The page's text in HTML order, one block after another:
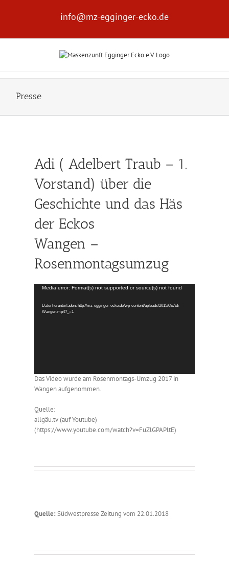
info@mz-egginger-ecko.de
Presse
Adi ( Adelbert Traub – 1.
Vorstand) über die
Geschichte und das Häs
der Eckos
Wangen –
Rosenmontagsumzug
Video-
Media error: Format(s) not supported or source(s) not found
Datei herunterladen: http://mz-egginger-ecko.de/wp-content/uploads/2015/09/Adi-
Wangen.mp4?_=1
Das Video wurde am Rosenmontags-Umzug 2017 in
Wangen aufgenommen.
Quelle:
allgäu.tv (auf Youtube)
(https://www.youtube.com/watch?v=FuZlGPAPltE)
Quelle: Südwestpresse Zeitung vom 22.01.2018